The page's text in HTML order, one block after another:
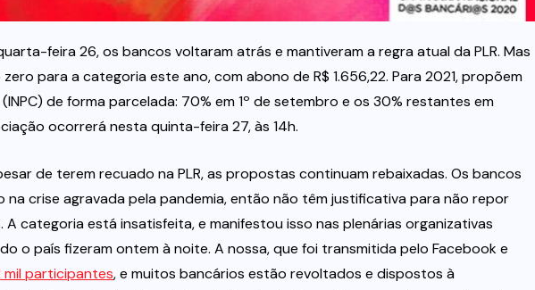
feira 26, os bancos voltaram atrás e mantiveram a regra atual da PLR. Mas
para a categoria este ano, com abono de R$ 1.656,22. Para 2021, propõem
de forma parcelada: 70% em 1º de setembro e os 30% restantes em
ocorrerá nesta quinta-feira 27, às 14h.
de terem recuado na PLR, as propostas continuam rebaixadas. Os bancos
crise agravada pela pandemia, então não têm justificativa para não repor
A categoria está insatisfeita, e manifestou isso nas plenárias organizativas
o país fizeram ontem à noite. A nossa, que foi transmitida pelo Facebook e
participantes, e muitos bancários estão revoltados e dispostos à